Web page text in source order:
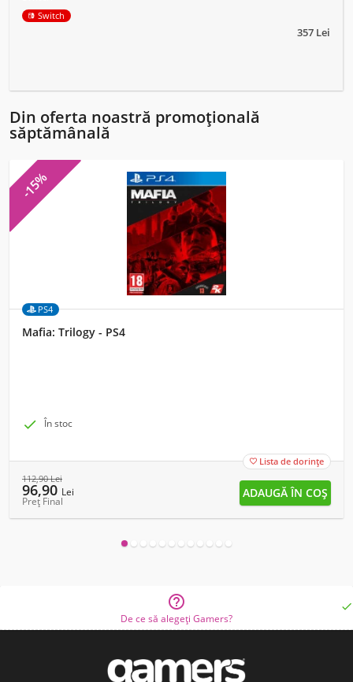
357 Lei
Switch
Din oferta noastră promoțională
săptămânală
-15%
PS4
Mafia: Trilogy - PS4
 În stoc
 Lista de dorințe
112,90Lei
96,90 Lei
Preț Final

De ce să alegeți Gamers?
